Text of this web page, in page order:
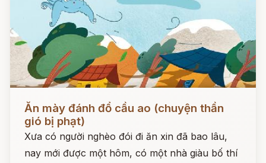
Đọc ngay
Ăn mày đánh đổ cầu ao (chuyện thần
gió bị phạt)
Xưa có người nghèo đói đi ăn xin đã bao lâu,
nay mới được một hôm, có một nhà giàu bố thí